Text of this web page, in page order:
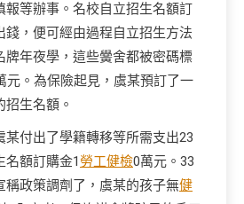
報等辦事。名校自立招生名額訂
錢，便可經由過程自立招生方法
牌年夜學，這些黌舍都被密碼標
元。為保險起見，虞某預訂了一
招生名額。
某付出了學籍轉移等所需支出23
名額訂購金1 勞工健檢0萬元。33
稱政策調劑了，虞某的孩子無健